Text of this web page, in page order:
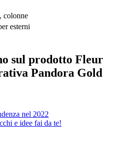
colonne
esterni
sul prodotto Fleur
Pandora Gold
nel 2022
e idee fai da te!